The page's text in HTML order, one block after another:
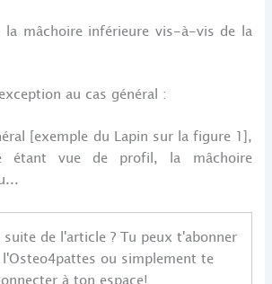
mâchoire inférieure vis-à-vis de la
au cas général :
[exemple du Lapin sur la figure 1],
étant vue de profil, la mâchoire
de l'article ? Tu peux t'abonner
ou simplement te
à ton espace!